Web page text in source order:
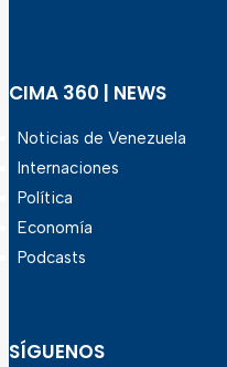
CIMA 360 | NEWS
Noticias de Venezuela
Internaciones
Política
Economía
Podcasts
SÍGUENOS